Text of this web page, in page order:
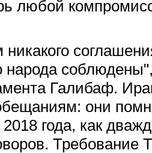
любой
народа
Галибаф.
они
года, как
Требование